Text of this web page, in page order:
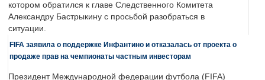
котором обратился к главе Следственного Комитета
Александру Бастрыкину с просьбой разобраться в
ситуации.
FIFA заявила о поддержке Инфантино и отказалась от проекта о
продаже прав на чемпионаты частным инвесторам
Президент Международной федерации футбола (FIFA)